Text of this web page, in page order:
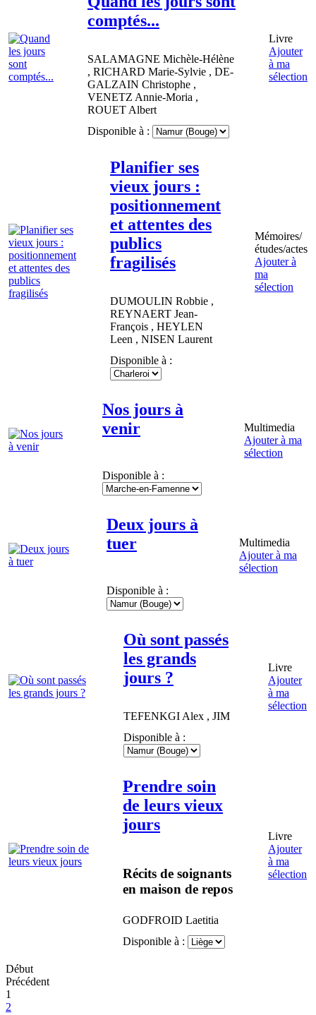
comptés...
Livre
Ajouter
à ma
sélection
SALAMAGNE Michèle-Hélène
, RICHARD Marie-Sylvie , DE-
GALZAIN Christophe ,
VENETZ Annie-Moria ,
ROUET Albert
Disponible à :
Planifier ses
vieux jours :
positionnement
et attentes des
publics
fragilisés
Mémoires/
études/actes
Ajouter à
ma
sélection
DUMOULIN Robbie ,
REYNAERT Jean-
François , HEYLEN
Leen , NISEN Laurent
Disponible à :
Nos jours à
venir
Multimedia
Ajouter à ma
sélection
Disponible à :
Deux jours à
tuer
Multimedia
Ajouter à ma
sélection
Disponible à :
Où sont passés
les grands
jours ?
Livre
Ajouter
à ma
sélection
TEFENKGI Alex , JIM
Disponible à :
Prendre soin
de leurs vieux
jours
Livre
Ajouter
à ma
sélection
Récits de soignants
en maison de repos
GODFROID Laetitia
Disponible à :
Début
Précédent
1
2